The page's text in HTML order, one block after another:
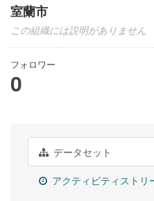
室蘭市
この組織には説明がありません
フォロワー
0
データセット
アクティビティストリ